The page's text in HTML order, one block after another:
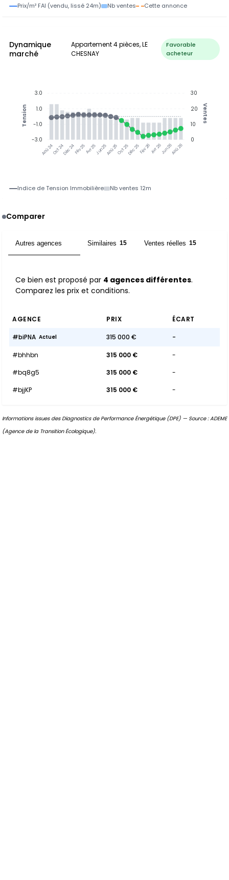
Prix/m² FAI (vendu, lissé 24m) Nb ventes Cette annonce
Dynamique
marché
Appartement 4 pièces, LE
CHESNAY
Favorable
acheteur
Aoû 24Oct 24Déc 24Fév 25Avr 25Jun 25Aoû 25Oct 25Déc 25Fév 26Avr 26Jun 26Aoû 26
30
20
10
0
Ventes
3.0
1.0
-1.0
-3.0
Tension
Indice de Tension Immobilière Nb ventes 12m
Comparer
Autres agences Similaires 15 Ventes réelles 15
Ce bien est proposé par 4 agences différentes.
Comparez les prix et conditions.
AGENCE PRIX ÉCART
#biPNA Actuel 315 000 € -
#bhhbn 315 000 €
-
#bq8g5
315 000 €
-
#bjjKP
315 000 € -
Informations issues des Diagnostics de Performance Énergétique (DPE) — Source : ADEME
(Agence de la Transition Écologique).